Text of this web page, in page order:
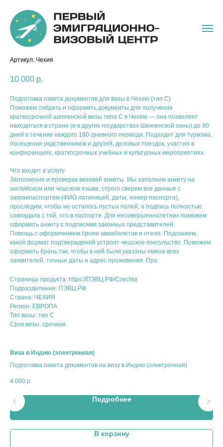
Виза в Чехию (туризм)
Артикул: Чехия
10 000 р.
Подготовка пакета документов для визы в Чехию (тип C)
Поможем собрать и оформить документы для получения
краткосрочной шенгенской визы типа C в Чехию — она позволяет
находиться в стране (и в других государствах Шенгенской зоны) до 90
дней в течение каждого 180‑дневного периода. Подходит для туризма,
посещения родственников и друзей, деловых поездок, участия в
конференциях, краткосрочных учебных и культурных мероприятиях.
Что входит в услугу
Заполнение и проверка визовой анкеты. Мы заполним анкету на
английском или чешском языке, строго сверим все данные с
загранпаспортом (ФИО латиницей, даты, номер паспорта),
проследим, чтобы не осталось пустых полей, а подпись полностью
совпадала с той, что в паспорте. Для несовершеннолетних поможем
оформить анкету с подписями законных представителей.
Помощь с оформлением брони авиабилетов и отеля. Подскажем,
какой формат подтверждений устроит чешское консульство. Поможем
оформить бронь так, чтобы в ней были указаны имена всех
заявителей, точные даты и адрес проживания. Про
Страница продукта: https://ПЭВЦ.РФ/Czechia
Подразделение: ПЭВЦ.РФ
Страна: ЧЕХИЯ
Регион: ЕВРОПА
Тип визы: тип C
Срок визы: срочная
Виза в Индию (электронная)
Подготовка пакета документов на визу в Индию (электронная)
4 000 р.
Подробнее
В корзину